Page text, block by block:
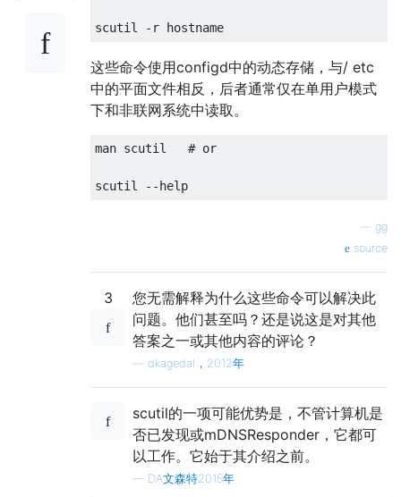
这些命令使用configd中的动态存储，与/ etc
中的平面文件相反，后者通常仅在单用户模式
下和非联网系统中读取。
man scutil   # or
gg
source
3
您无需解释为什么这些命令可以解决此
问题。他们甚至吗？还是说这是对其他
答案之一或其他内容的评论？
dkagedal，2012年
scutil的一项可能优势是，不管计算机是
否已发现或mDNSResponder，它都可
以工作。它始于其介绍之前。
— DA文森特2015年